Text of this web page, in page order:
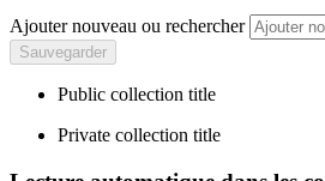
Ajouter nouveau ou rechercher
Public collection title
Private collection title